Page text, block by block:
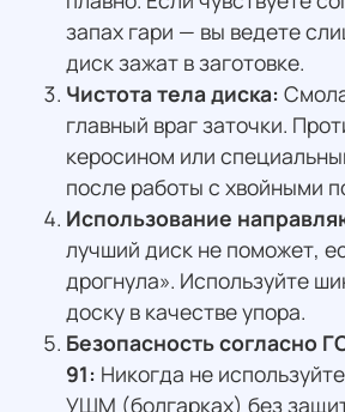
запах гари — вы ведете
диск зажат в заготовке.
Чистота тела диска:
главный враг заточки.
керосином или
после работы с хвойными
Использование
лучший диск не поможет,
дрогнула». Используйте
доску в качестве упора.
Безопасность согласно
91: Никогда не
УШМ (болгарках) без